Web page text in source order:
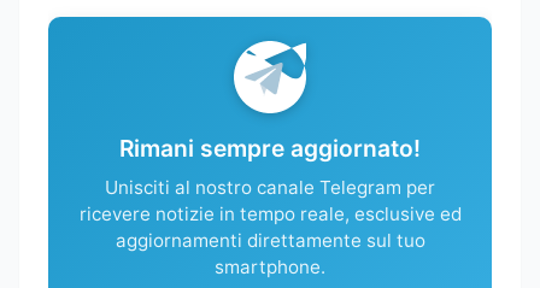
Rimani sempre aggiornato!
Unisciti al nostro canale Telegram per
ricevere notizie in tempo reale, esclusive ed
aggiornamenti direttamente sul tuo
smartphone.